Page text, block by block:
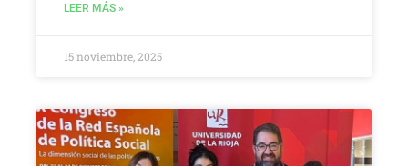
LEER MÁS »
15 noviembre, 2025